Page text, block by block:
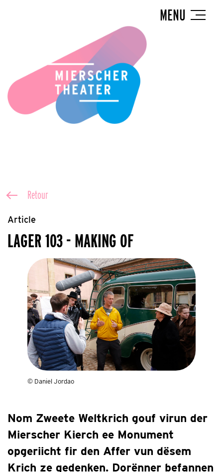
MENU
Retour
Article
LAGER 103 - MAKING OF
© Daniel Jordao
Nom Zweete Weltkrich gouf virun der
Mierscher Kierch ee Monument
opgeriicht fir den Affer vun dësem
Krich ze gedenken. Dorënner befannen